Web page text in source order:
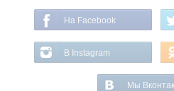
На Facebook
В Instagram
Мы